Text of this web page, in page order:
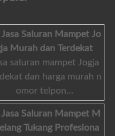
Saluran Mampet Jo
Murah dan Terdekat
saluran mampet Jogja
dan harga murah n
omor telpon…
Saluran Mampet M
Tukang Profesiona